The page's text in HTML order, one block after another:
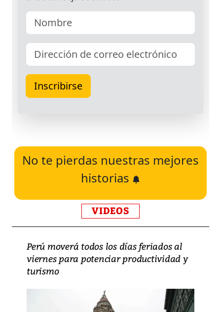
No te pierdas nuestras mejores
historias
VIDEOS
Perú moverá todos los días feriados al
viernes para potenciar productividad y
turismo